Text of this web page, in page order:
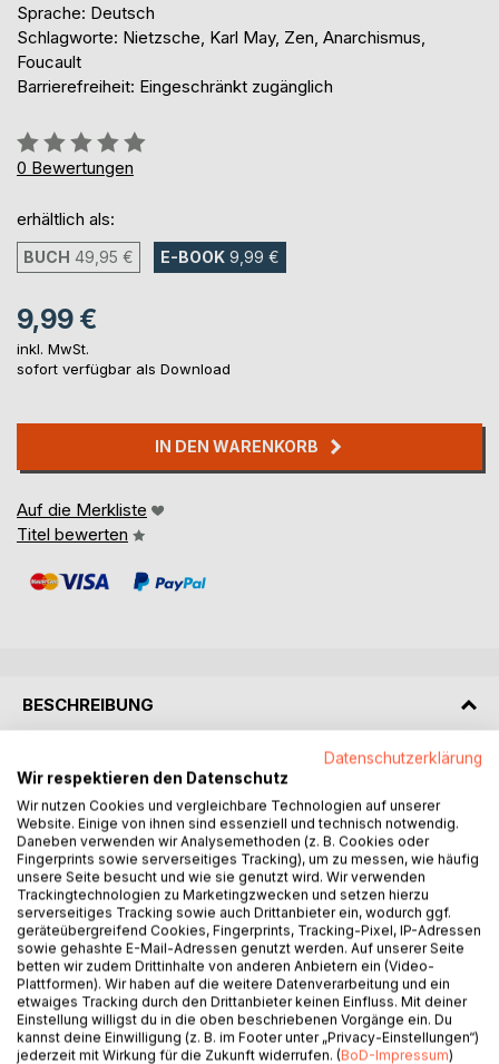
Sprache: Deutsch
Schlagworte: Nietzsche, Karl May, Zen, Anarchismus,
Foucault
Barrierefreiheit: Eingeschränkt zugänglich
Bewertung::
0%
0 Bewertungen
erhältlich als:
BUCH 49,95 € E-BOOK 9,99 €
9,99 €
inkl. MwSt.
sofort verfügbar als Download
IN DEN WARENKORB
Auf die Merkliste
Titel bewerten
BESCHREIBUNG
Das vorliegende Buch ist eine gekürzte und überarbeitete
Fassung einer Dissertationsschrift und thematisiert neben
Nietzsches Übermensch eine ganze Epoche, die z.B. auch
die Edelmensch-Ideologie des späten Karl Mays und
dessen Illustrators Sascha Schneider hervorbringt.
Es entfaltet sich ein Panorama der (nicht zuletzt
ästhetisch) um ein
Menschenbild ringenden Moderne – zwischen Ideologie
und Vision.
Ideologie-Kritik und demgegenüber das Aufzeigen von
möglichen konstruktiven Schlüssen markieren so auch die
zwei wesentlichen argumentatorischen Stränge des
Datenschutzerklärung
Wir respektieren den Datenschutz
Wir nutzen Cookies und vergleichbare Technologien auf unserer
Website. Einige von ihnen sind essenziell und technisch notwendig.
Daneben verwenden wir Analysemethoden (z. B. Cookies oder
Fingerprints sowie serverseitiges Tracking), um zu messen, wie häufig
unsere Seite besucht und wie sie genutzt wird. Wir verwenden
Trackingtechnologien zu Marketingzwecken und setzen hierzu
serverseitiges Tracking sowie auch Drittanbieter ein, wodurch ggf.
geräteübergreifend Cookies, Fingerprints, Tracking-Pixel, IP-Adressen
sowie gehashte E-Mail-Adressen genutzt werden. Auf unserer Seite
betten wir zudem Drittinhalte von anderen Anbietern ein (Video-
Plattformen). Wir haben auf die weitere Datenverarbeitung und ein
etwaiges Tracking durch den Drittanbieter keinen Einfluss. Mit deiner
Einstellung willigst du in die oben beschriebenen Vorgänge ein. Du
kannst deine Einwilligung (z. B. im Footer unter „Privacy-Einstellungen“)
jederzeit mit Wirkung für die Zukunft widerrufen. (BoD-Impressum)